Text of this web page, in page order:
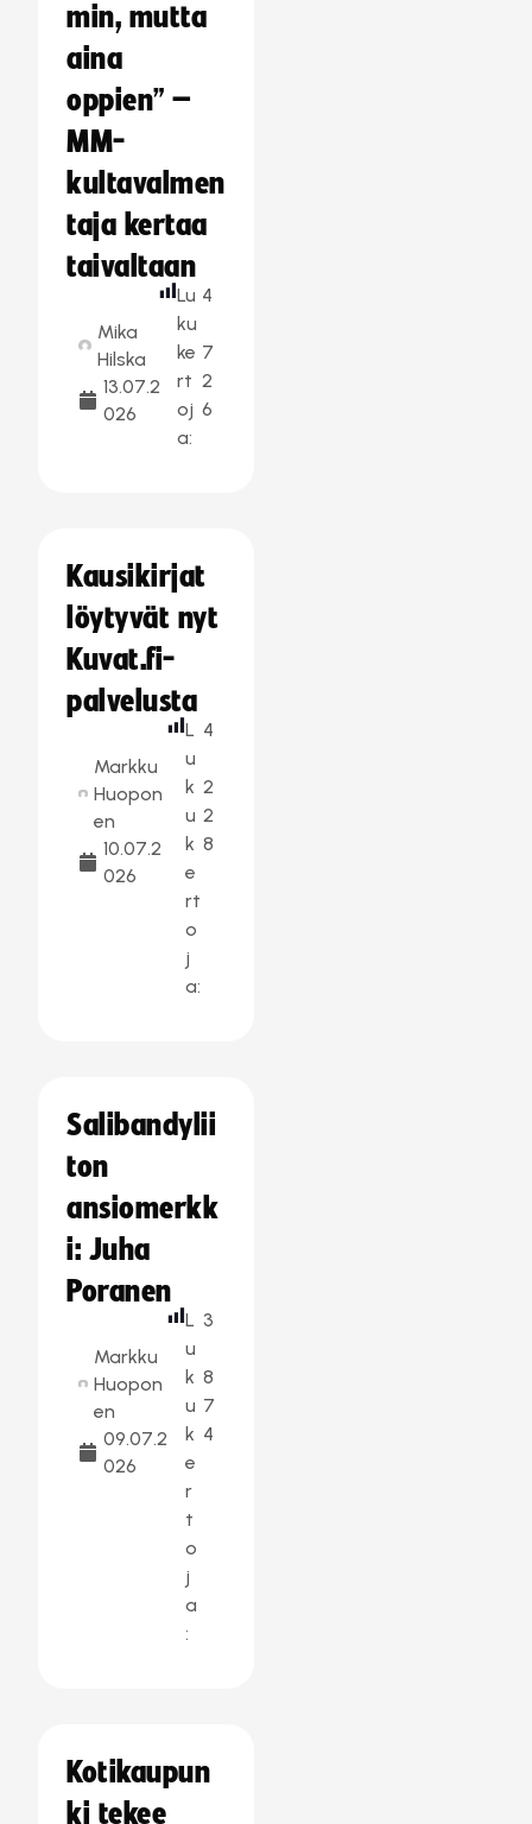
min, mutta
aina
oppien” –
MM-
kultavalmen
taja kertaa
taivaltaan
Mika
Hilska
13.07.2
026
Lu
ku
ke
rt
oj
a:
4
7
2
6
Kausikirjat
löytyvät nyt
Kuvat.fi-
palvelusta
Markku
Huopon
en
10.07.2
026
L
u
k
u
k
e
rt
o
j
a:
4
2
2
8
Salibandylii
ton
ansiomerkk
i: Juha
Poranen
Markku
Huopon
en
09.07.2
026
L
u
k
u
k
e
r
t
o
j
a
:
3
8
7
4
Kotikaupun
ki tekee